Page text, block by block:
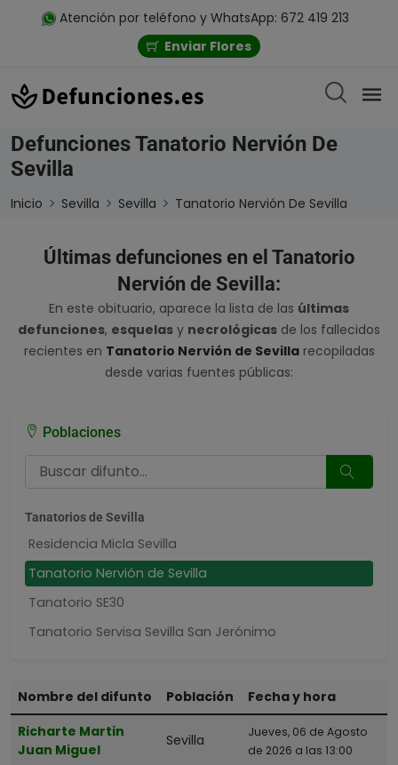
Atención por teléfono y WhatsApp: 672 419 213
Enviar Flores
Defunciones Tanatorio Nervión De
Sevilla
Inicio Sevilla Sevilla Tanatorio Nervión De Sevilla
Últimas defunciones en el Tanatorio
Nervión de Sevilla:
En este obituario, aparece la lista de las últimas
defunciones, esquelas y necrológicas de los fallecidos
recientes en Tanatorio Nervión de Sevillarecopiladas
desde varias fuentes públicas:
Poblaciones
Tanatorios de Sevilla
Residencia Micla Sevilla
Tanatorio Nervión de Sevilla
Tanatorio SE30
Tanatorio Servisa Sevilla San Jerónimo
Nombre del difunto Población
Fecha y hora
Richarte Martin
Juan Miguel
Sevilla
Jueves, 06 de Agosto
de 2026 a las 13:00